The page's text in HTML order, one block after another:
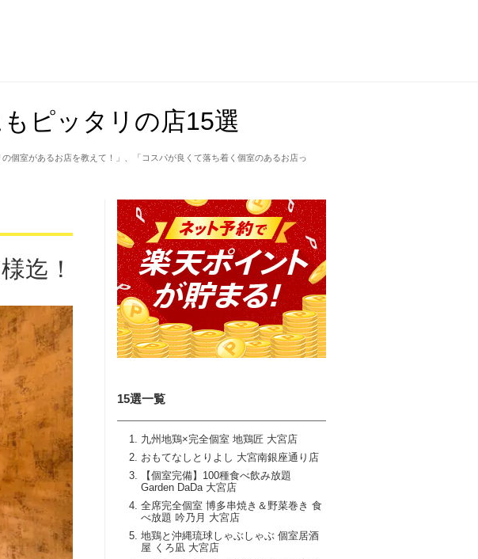
ピッタリの店15選
個室があるお店を教えて！」、「コスパが良くて落ち着く個室のあるお店っ
15選一覧
九州地鶏×完全個室 地鶏匠 大宮店
おもてなしとりよし 大宮南銀座通り店
【個室完備】100種食べ飲み放題
Garden DaDa 大宮店
全席完全個室 博多串焼き＆野菜巻き 食
べ放題 吟乃月 大宮店
地鶏と沖縄琉球しゃぶしゃぶ 個室居酒
屋 くろ凪 大宮店
迄！